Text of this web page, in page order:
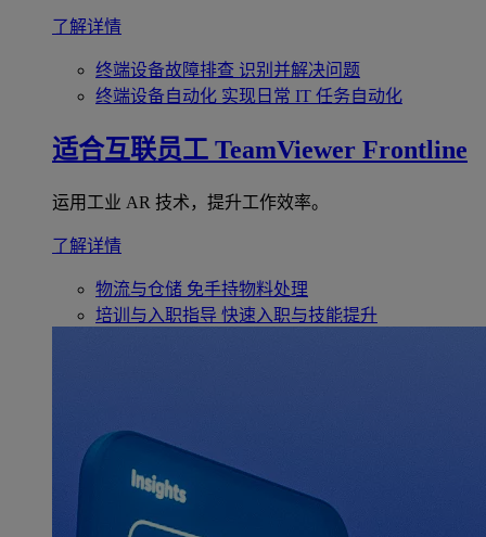
了解详情
终端设备故障排查 识别并解决问题
终端设备自动化 实现日常 IT 任务自动化
适合互联员工 TeamViewer Frontline
运用工业 AR 技术，提升工作效率。
了解详情
物流与仓储 免手持物料处理
培训与入职指导 快速入职与技能提升